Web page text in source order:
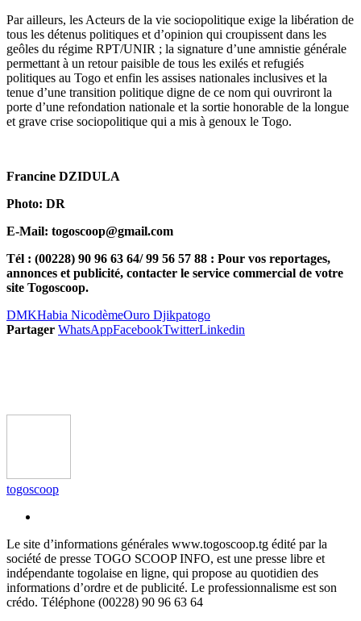
Par ailleurs, les Acteurs de la vie sociopolitique exige la libération de
tous les détenus politiques et d’opinion qui croupissent dans les
geôles du régime RPT/UNIR ; la signature d’une amnistie générale
permettant à un retour paisible de tous les exilés et refugiés
politiques au Togo et enfin les assises nationales inclusives et la
tenue d’une transition politique digne de ce nom qui ouvriront la
porte d’une refondation nationale et la sortie honorable de la longue
et grave crise sociopolitique qui a mis à genoux le Togo.
Francine DZIDULA
Photo: DR
E-Mail: togoscoop@gmail.com
Tél : (00228) 90 96 63 64/ 99 56 57 88 : Pour vos reportages,
annonces et publicité, contacter le service commercial de votre
site Togoscoop.
DMKHabia NicodèmeOuro Djikpatogo
Partager WhatsAppFacebookTwitterLinkedin
togoscoop
Le site d’informations générales www.togoscoop.tg édité par la
société de presse TOGO SCOOP INFO, est une presse libre et
indépendante togolaise en ligne, qui propose au quotidien des
informations d’ordre et de publicité. Le professionnalisme est son
crédo. Téléphone (00228) 90 96 63 64